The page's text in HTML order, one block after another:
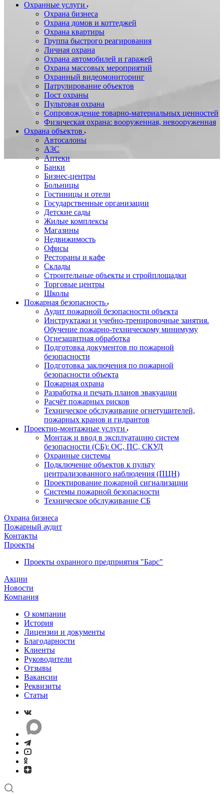
Охранные услуги
Охрана бизнеса
Охрана домов и коттеджей
Охрана квартиры
Группа быстрого реагирования
Личная охрана
Охрана автомобилей и гаражей
Охрана массовых мероприятий
Охранный видеомониторинг
Патрулирование объектов
Пост охраны
Пультовая охрана
Сопровождение товарно-материальных ценностей
Физическая охрана: вооруженная, невооруженная
Охрана объектов
Автосалоны
АЗС
Аптеки
Банки
Бизнес-центры
Больницы
Гостиницы и отели
Государственные организации
Детские сады
Жилые комплексы
Магазины
Недвижимость
Офисы
Рестораны и кафе
Склады
Строительные объекты и стройплощадки
Торговые центры
Школы
Пожарная безопасность
Аудит пожарной безопасности объекта
Инструктажи и учебно-тренировочные занятия.
Обучение пожарно-техническому минимуму
Огнезащитная обработка
Подготовка документов по пожарной
безопасности
Подготовка заключения по пожарной
безопасности объекта
Пожарная охрана
Разработка и печать планов эвакуации
Расчёт пожарных рисков
Техническое обслуживание огнетушителей,
пожарных кранов и гидрантов
Проектно-монтажные услуги
Монтаж и ввод в эксплуатацию систем
безопасности (СБ): ОС, ПС, СКУД
Охранные системы
Подключение объектов к пульту
централизованного наблюдения (ПЦН)
Проектирование пожарной сигнализации
Системы пожарной безопасности
Техническое обслуживание СБ
Охрана бизнеса
Пожарный аудит
Контакты
Проекты
Проекты охранного предприятия "Барс"
Акции
Новости
Компания
О компании
История
Лицензии и документы
Благодарности
Клиенты
Руководители
Отзывы
Вакансии
Реквизиты
Статьи